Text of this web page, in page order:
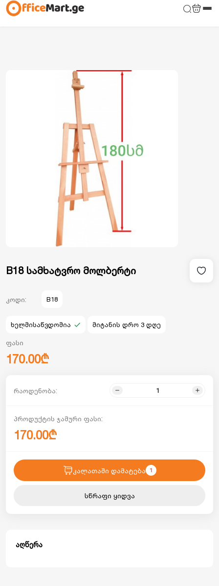
B18 სამხატვრო მოლბერტი
კოდი: B18
ხელმისაწვდომია მიტანის დრო 3 დღე
ფასი
170.00₾
რაოდენობა:
პროდუქტის ჯამური ფასი:
170.00₾
კალათაში დამატება 1
სწრაფი ყიდვა
აღწერა